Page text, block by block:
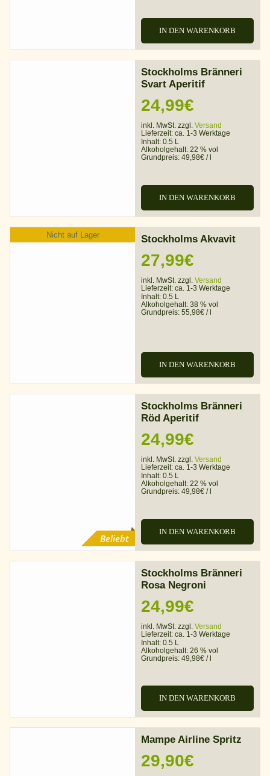
IN DEN WARENKORB
Stockholms Bränneri
Svart Aperitif
24,99€
inkl. MwSt. zzgl. Versand
Lieferzeit: ca. 1-3 Werktage
Inhalt: 0.5 L
Alkoholgehalt: 22 % vol
Grundpreis: 49,98€ /
IN DEN WARENKORB
Nicht auf Lager Stockholms Akvavit
27,99€
inkl. MwSt. zzgl. Versand
Lieferzeit: ca. 1-3 Werktage
Inhalt: 0.5 L
Alkoholgehalt: 38 % vol
Grundpreis: 55,98€ /
IN DEN WARENKORB
Beliebt
Stockholms Bränneri
Röd Aperitif
24,99€
inkl. MwSt. zzgl. Versand
Lieferzeit: ca. 1-3 Werktage
Inhalt: 0.5 L
Alkoholgehalt: 22 % vol
Grundpreis: 49,98€ /l
IN DEN WARENKORB
Stockholms Bränneri
Rosa Negroni
24,99€
inkl. MwSt. zzgl. Versand
Lieferzeit: ca. 1-3 Werktage
Inhalt: 0.5 L
Alkoholgehalt: 26 % vol
Grundpreis: 49,98€ /l
IN DEN WARENKORB
Mampe Airline Spritz
29,90€